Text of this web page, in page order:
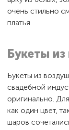
очень стильно
платья.
Букеты
Букеты из
свадебной
оригинально.
как один цвет,
шаров